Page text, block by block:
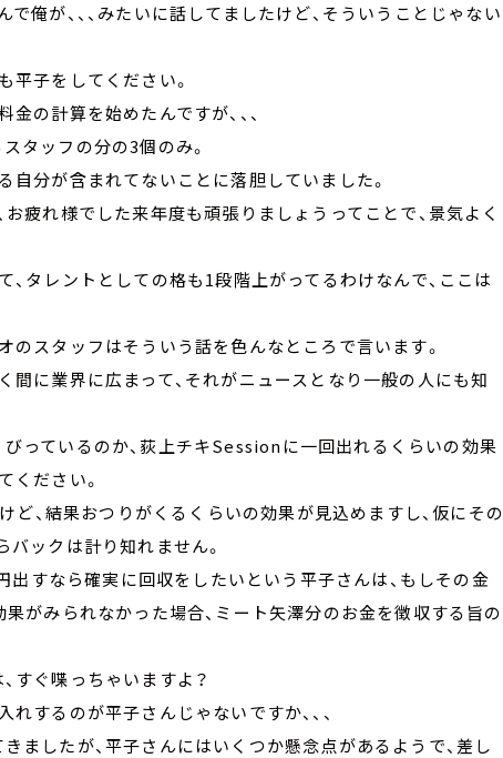
俺が、、、みたいに話してましたけど、そういうことじゃない
平子をしてください。
の計算を始めたんですが、、、
タッフの分の3個のみ。
自分が含まれてないことに落胆していました。
疲れ様でした来年度も頑張りましょうってことで、景気よく
タレントとしての格も1段階上がってるわけなんで、ここは
のスタッフはそういう話を色んなところで言います。
間に業界に広まって、それがニュースとなり一般の人にも知
っているのか、荻上チキSessionに一回出れるくらいの効果
ください。
ど、結果おつりがくるくらいの効果が見込めますし、仮にその
ックは計り知れません。
出すなら確実に回収をしたいという平子さんは、もしその金
がみられなかった場合、ミート矢澤分のお金を徴収する旨の
すぐ喋っちゃいますよ？
するのが平子さんじゃないですか、、、
ましたが、平子さんにはいくつか懸念点があるようで、差し